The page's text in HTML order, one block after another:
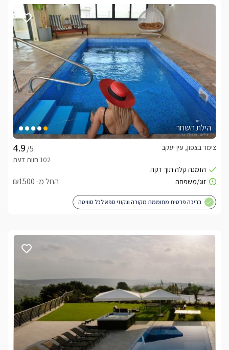
הילת השחר
/5
צימר בצפון, עין יעקב
החל מ- ₪1500
בריכה פרטית מחוממת מקורה וגקוזי ספא לכל סוויטה